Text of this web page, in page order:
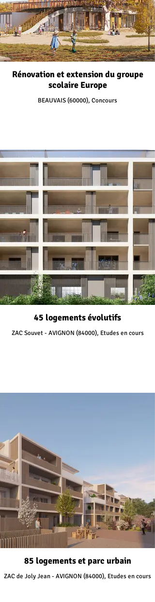
Rénovation et extension du groupe
scolaire Europe
BEAUVAIS (60000), Concours
45 logements évolutifs
ZAC Souvet - AVIGNON (84000), Etudes en cours
85 logements et parc urbain
ZAC de Joly Jean - AVIGNON (84000), Etudes en cours